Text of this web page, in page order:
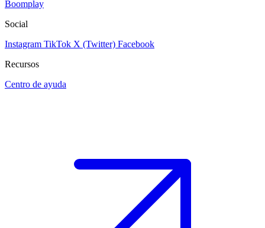
Boomplay
Social
Instagram TikTok X (Twitter) Facebook
Recursos
Centro de ayuda